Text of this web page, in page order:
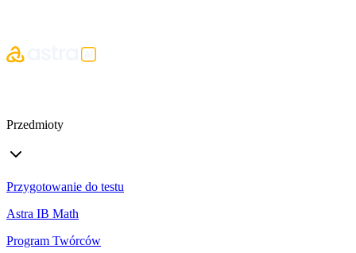
Przedmioty
Przygotowanie do testu
Astra IB Math
Program Twórców